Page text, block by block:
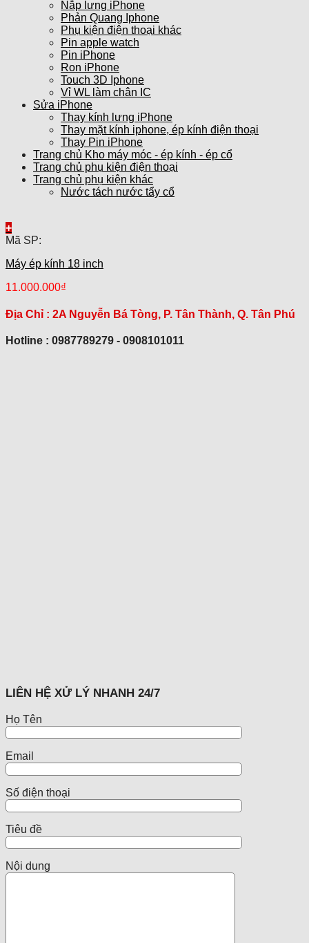
Nắp lưng iPhone
Phản Quang Iphone
Phụ kiện điện thoại khác
Pin apple watch
Pin iPhone
Ron iPhone
Touch 3D Iphone
Vỉ WL làm chân IC
Sửa iPhone
Thay kính lưng iPhone
Thay mặt kính iphone, ép kính điện thoại
Thay Pin iPhone
Trang chủ Kho máy móc - ép kính - ép cổ
Trang chủ phụ kiện điện thoại
Trang chủ phụ kiện khác
Nước tách nước tẩy cổ
+
Mã SP:
Máy ép kính 18 inch
11.000.000₫
Địa Chỉ : 2A Nguyễn Bá Tòng, P. Tân Thành, Q. Tân Phú
Hotline : 0987789279 - 0908101011
LIÊN HỆ XỬ LÝ NHANH 24/7
Họ Tên
Email
Số điện thoại
Tiêu đề
Nội dung